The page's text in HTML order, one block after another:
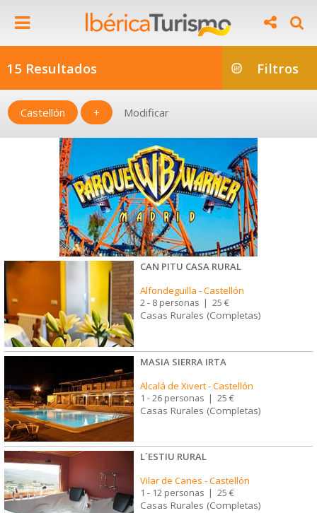
15 Resultados Filtros
Castellón + Modificar
CAN PITU CASA RURAL
Alfondeguilla -Castellón
2 - 8 personas | 25 €
Casas Rurales (Completas)
MASIA SIERRA IRTA
Alcalá de Xivert-Castellón
1 - 26 personas | 25 €
Casas Rurales (Completas)
L´ESTIU RURAL
Vilar de Canes -Castellón
1 - 12 personas 25 €
Casas Rurales (Completas)